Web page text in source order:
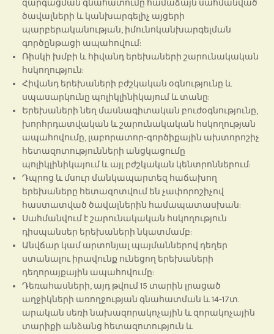
զարգացման գնահատումը համաձայն սահմանված
ծավալների և կանխարգելիչ այցերի
պարբերականության, իմունոկանխարգելման
գործընթացի ապահովում:
Ռիսկի խմբի և հիվանդ երեխաների շարունակական
հսկողություն:
Հիվանդ երեխաների բժշկական օգնությունը և
սպասարկունը պոլիկլինիկայում և տանը:
Երեխաների նեղ մասնագիտական բուժօգնությունը,
խորհրդատվական և շարունակական հսկողության
ապահովումը, լաբորատոր-գործիքային ախտորոշիչ
հետազոտությունների անցկացումը
պոլիկլինիկայում և այլ բժշկական կենտրոններում:
Դպրոց և մսուր մանկապարտեզ հաճախող
երեխաները հետազոտվում են չափորոշիչով
հաստատված ծավալներին համապատասխան:
Սահմանվում է շարունակական հսկողություն
դիսպանսեր երեխաների նկատմամբ:
Անվճար կամ արտոնյալ պայմաններով դեղեր
ստանալու իրավունք ունեցող երեխաների
դեղորայքային ապահովումը:
Դեռահասների, այդ թվում 15 տարին լրացած
աղջիկների առողջության գնահատման և 14-17տ.
արական սեռի նախազորակոչային և զորակոչային
տարիքի անձանց հետազոտություն և